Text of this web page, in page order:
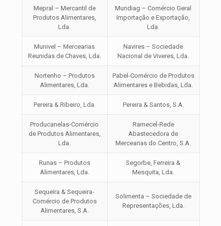
Mepral – Mercantil de
Produtos Alimentares,
Lda.
Mundiag – Comércio Geral
Importação e Exportação,
Lda.
Munivel – Mercearias
Reunidas de Chaves, Lda.
Navires – Sociedade
Nacional de Viveres, Lda.
Nortenho – Produtos
Alimentares, Lda.
Pabel-Comércio de Produtos
Alimentares e Bebidas, Lda.
Pereira & Ribeiro, Lda. Pereira & Santos, S.A.
Producanelas-Comércio
de Produtos Alimentares,
Lda.
Ramecel-Rede
Abastecedora de
Mercearias do Centro, S.A.
Runas – Produtos
Alimentares, Lda.
Segorbe, Ferreira &
Mesquita, Lda.
Sequeira & Sequeira-
Comércio de Produtos
Alimentares, S.A.
Solimenta – Sociedade de
Representações, Lda.